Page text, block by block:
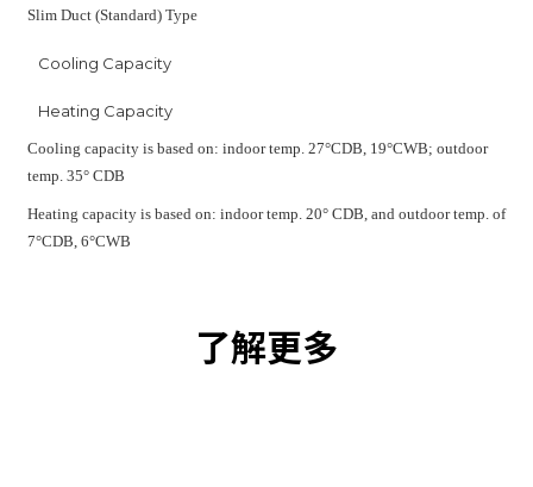
Slim Duct (Standard) Type
Cooling Capacity
Heating Capacity
Cooling capacity is based on: indoor temp. 27°CDB, 19°CWB; outdoor
temp. 35° CDB
Heating capacity is based on: indoor temp. 20° CDB, and outdoor temp. of
7°CDB, 6°CWB
了解更多